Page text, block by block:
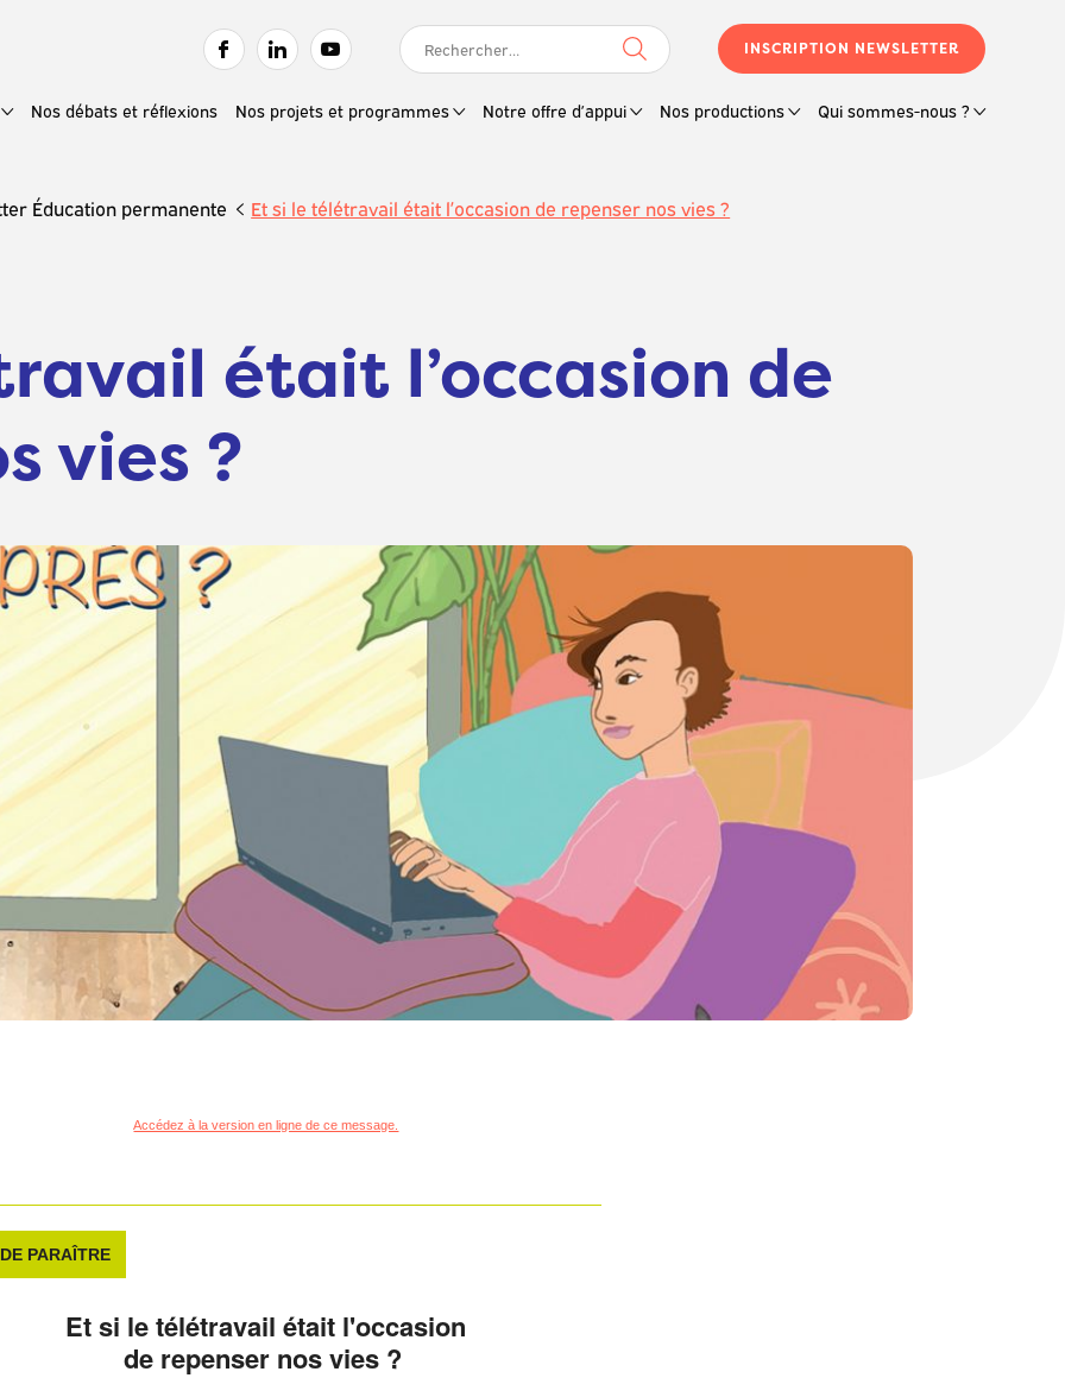
RECHERCHER :
INSCRIPTION NEWSLETTER
Nos débats et réflexions Nos projets et programmes Notre offre d’appui Nos productions Qui sommes-nous ?
Éducation permanente Et si le télétravail était l’occasion de repenser nos vies ?
était l’occasion de
vies ?
Accédez à la version en ligne de ce message.
PARAÎTRE
Et si le télétravail était l'occasion
de repenser nos vies ?